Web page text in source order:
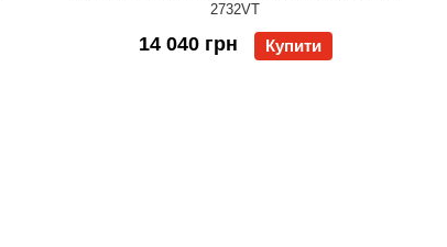
2732VT
14 040 грн Купити